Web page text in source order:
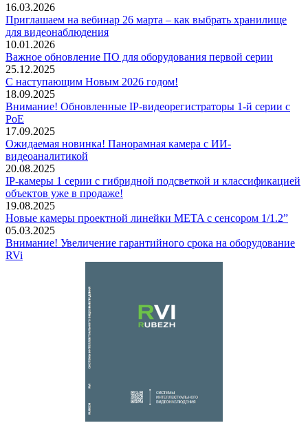
16.03.2026
Приглашаем на вебинар 26 марта – как выбрать хранилище
для видеонаблюдения
10.01.2026
Важное обновление ПО для оборудования первой серии
25.12.2025
С наступающим Новым 2026 годом!
18.09.2025
Внимание! Обновленные IP-видеорегистраторы 1-й серии с
PoE
17.09.2025
Ожидаемая новинка! Панорамная камера с ИИ-
видеоаналитикой
20.08.2025
IP-камеры 1 серии с гибридной подсветкой и классификацией
объектов уже в продаже!
19.08.2025
Новые камеры проектной линейки META с сенсором 1/1.2”
05.03.2025
Внимание! Увеличение гарантийного срока на оборудование
RVi